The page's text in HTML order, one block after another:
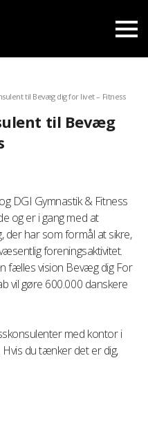
til Bevæg dig for livet – Fitness
til Bevæg
DGI Gymnastik & Fitness
og er i gang med at
der har som formål at sikre,
foreningsaktivitet.
fælles vision Bevæg dig For
vil gøre 600.000 danskere
med kontor i
du tænker det er dig,